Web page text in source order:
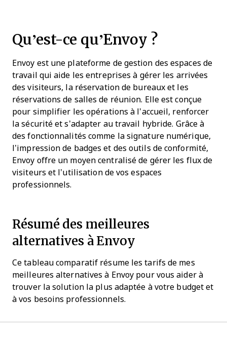
Qu’est-ce qu’Envoy ?
Envoy est une plateforme de gestion des espaces de
travail qui aide les entreprises à gérer les arrivées
des visiteurs, la réservation de bureaux et les
réservations de salles de réunion. Elle est conçue
pour simplifier les opérations à l’accueil, renforcer
la sécurité et s’adapter au travail hybride. Grâce à
des fonctionnalités comme la signature numérique,
l’impression de badges et des outils de conformité,
Envoy offre un moyen centralisé de gérer les flux de
visiteurs et l’utilisation de vos espaces
professionnels.
Résumé des meilleures
alternatives à Envoy
Ce tableau comparatif résume les tarifs de mes
meilleures alternatives à Envoy pour vous aider à
trouver la solution la plus adaptée à votre budget et
à vos besoins professionnels.